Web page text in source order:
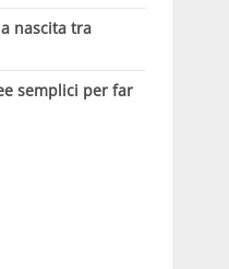
nascita tra
semplici per far